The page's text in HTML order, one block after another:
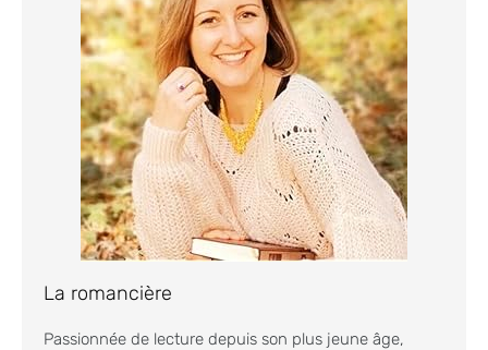
La romancière
Passionnée de lecture depuis son plus jeune âge,